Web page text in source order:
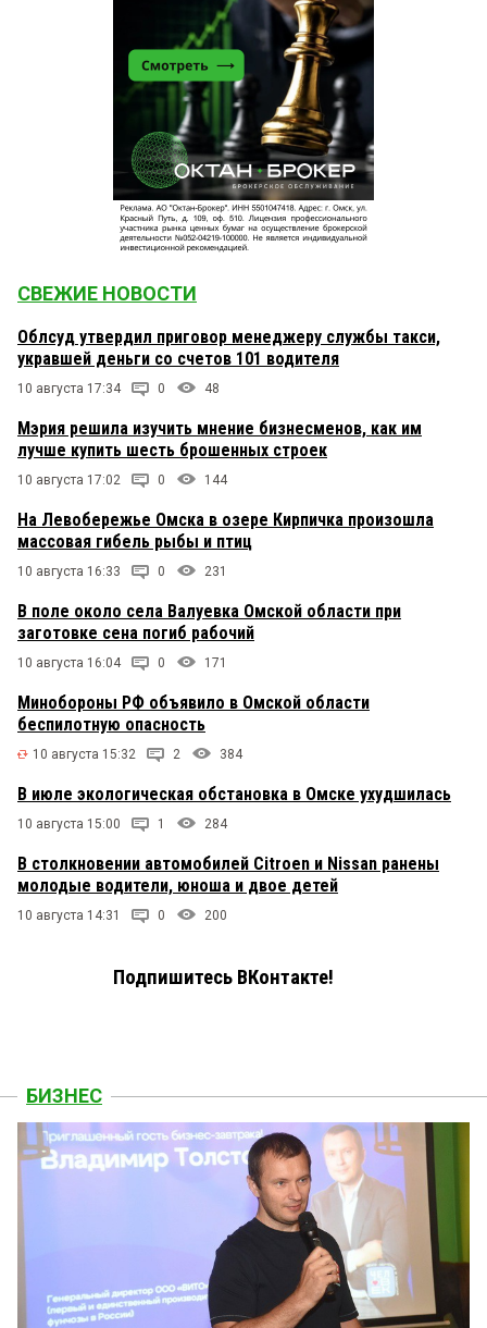
СВЕЖИЕ НОВОСТИ
Облсуд утвердил приговор менеджеру службы такси,
укравшей деньги со счетов 101 водителя
10 августа 17:34 0 48
Мэрия решила изучить мнение бизнесменов, как им
лучше купить шесть брошенных строек
10 августа 17:02 0 144
На Левобережье Омска в озере Кирпичка произошла
массовая гибель рыбы и птиц
10 августа 16:33 0 231
В поле около села Валуевка Омской области при
заготовке сена погиб рабочий
10 августа 16:04 0 171
Минобороны РФ объявило в Омской области
беспилотную опасность
10 августа 15:32 2 384
В июле экологическая обстановка в Омске ухудшилась
10 августа 15:00 1 284
В столкновении автомобилей Citroen и Nissan ранены
молодые водители, юноша и двое детей
10 августа 14:31 0 200
Подпишитесь ВКонтакте!
БИЗНЕС